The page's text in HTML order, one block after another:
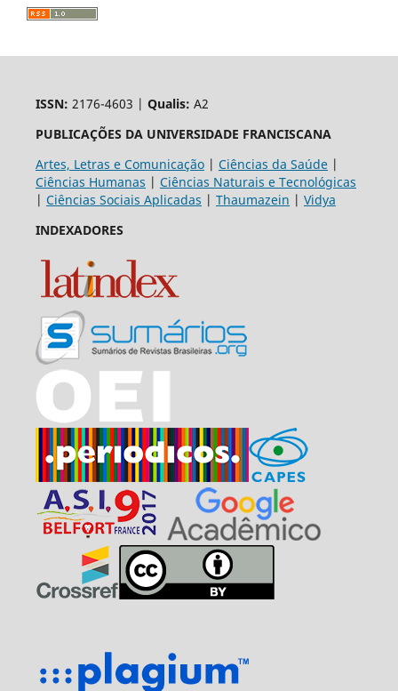
ISSN: 2176-4603 | Qualis: A2
PUBLICAÇÕES DA UNIVERSIDADE FRANCISCANA
Artes, Letras e Comunicação| Ciências da Saúde|
Ciências Humanas | Ciências Naturais e Tecnológicas
| Ciências Sociais Aplicadas | Thaumazein | Vidya
INDEXADORES